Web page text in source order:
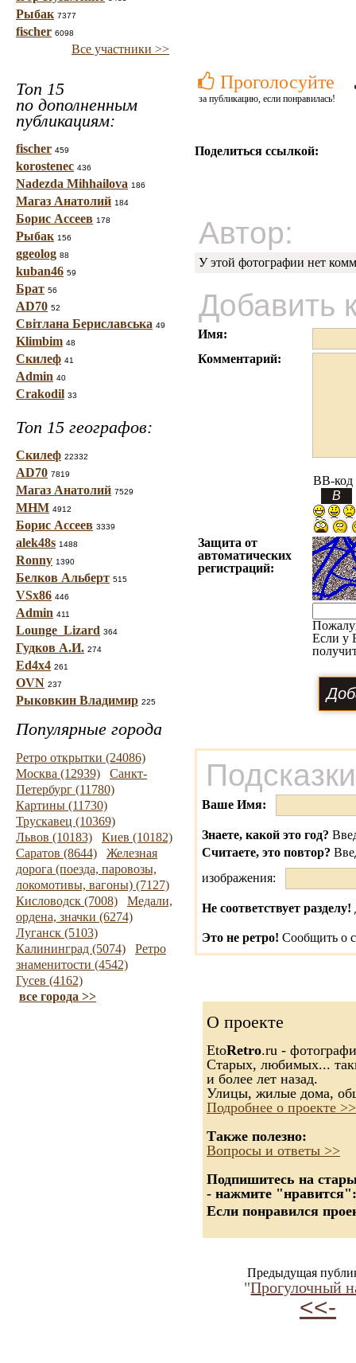
Рыбак 7377
fischer 6098
Все участники >>
Топ 15
по дополненным
публикациям:
fischer 459
korostenec 436
Nadezda Mihhailova 186
Магаз Анатолий 184
Борис Ассеев 178
Рыбак 156
ggeolog 88
kuban46 59
Брат 56
AD70 52
Світлана Бериславська 49
Klimbim 48
Скилеф 41
Admin 40
Crakodil 33
Топ 15 географов:
Скилеф 22332
AD70 7819
Магаз Анатолий 7529
МНМ 4912
Борис Ассеев 3339
alek48s 1488
Ronny 1390
Белков Альберт 515
VSx86 446
Admin 411
Lounge_Lizard 364
Гудков А.И. 274
Ed4x4 261
OVN 237
Рыковкин Владимир 225
Популярные города
Ретро открытки (24086)
Москва (12939)
Санкт-
Петербург (11780)
Картины (11730)
Трускавец (10369)
Львов (10183)
Киев (10182)
Саратов (8644)
Железная
дорога (поезда, паровозы,
локомотивы, вагоны) (7127)
Кисловодск (7008)
Медали,
ордена, значки (6274)
Луганск (5103)
Калининград (5074)
Ретро
знаменитости (4542)
Гусев (4162)
все города >>
Проголосуйте
за публикацию, если понравилась!
Поделиться ссылкой:
Автор:
У этой фотографии нет
Добавить
Имя:
Комментарий:
BB-код
Защита от
автоматических
регистраций:
Если у
Ваше Имя:
Знаете, какой это год?
Считаете, это повтор?
изображения:
Не соответствует разделу!
Это не ретро! Сообщить о
О проекте
EtoRetro.ru -
Старых, любимых...
и более лет назад.
Улицы, жилые дома,
Подробнее о проекте >>
Также полезно:
Вопросы и ответы >>
Подпишитесь на
- нажмите "нравится":
Если понравился
Предыдущая
"Прогулочный
<<-